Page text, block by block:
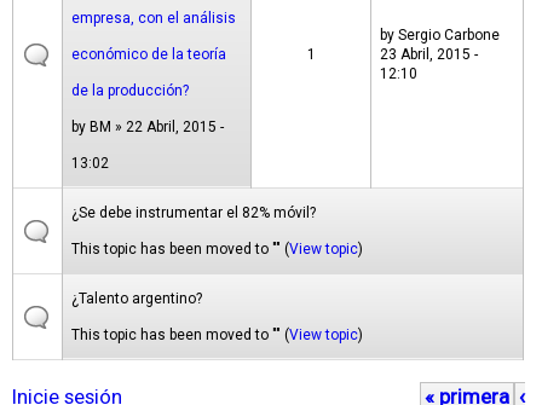
empresa, con el análisis
económico de la teoría
de la producción?
by BM » 22 Abril, 2015 -
13:02
1
by Sergio Carbone
23 Abril, 2015 -
12:10
¿Se debe instrumentar el 82% móvil?
This topic has been moved to "" (View topic)
¿Talento argentino?
This topic has been moved to "" (View topic)
Inicie sesión « primera ‹